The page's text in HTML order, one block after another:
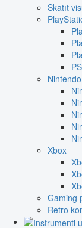
Skatīt
Nintendo
Xbox
Gaming
Retro